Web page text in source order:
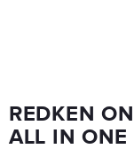
REDKEN
ALL IN ONE